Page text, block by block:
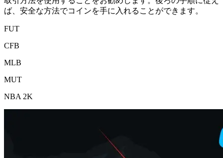
ば、安全な方法でコインを手に入れることができます。
FUT
CFB
MLB
MUT
NBA 2K